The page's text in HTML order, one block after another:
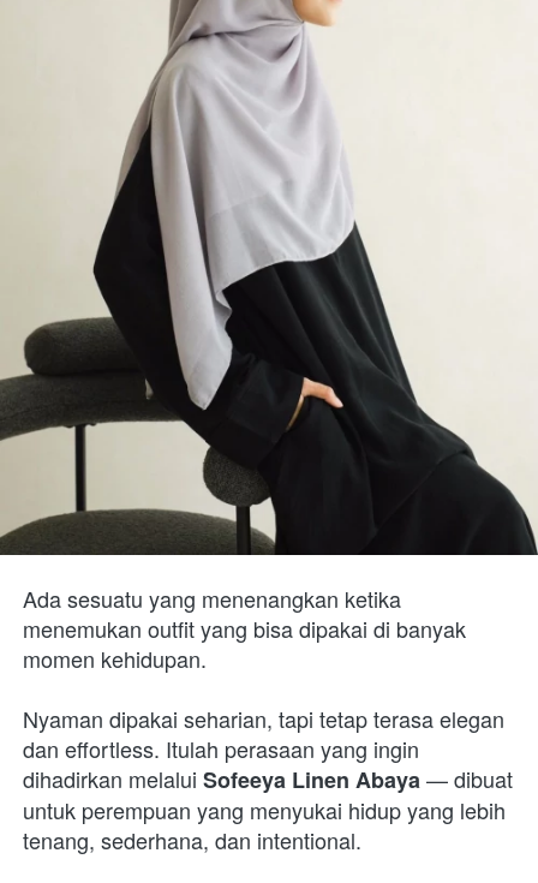
Ada sesuatu yang menenangkan ketika
menemukan outfit yang bisa dipakai di banyak
momen kehidupan.
Nyaman dipakai seharian, tapi tetap terasa elegan
dan effortless. Itulah perasaan yang ingin
dihadirkan melalui Sofeeya Linen Abaya — dibuat
untuk perempuan yang menyukai hidup yang lebih
tenang, sederhana, dan intentional.